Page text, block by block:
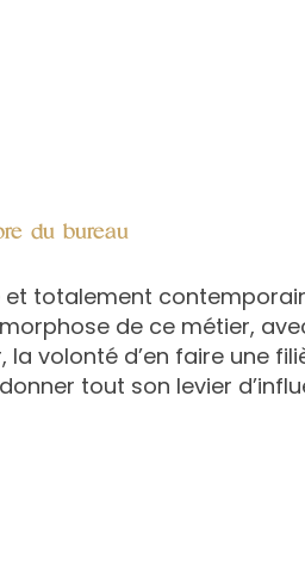
du bureau
totalement
de ce métier,
volonté d’en faire une
tout son levier